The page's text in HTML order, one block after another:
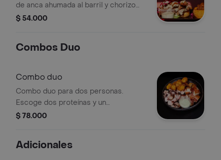
de anca ahumada al barril y chorizo
santarosano, acompañados de
300 gr.
$ 54.000
Combos Duo
Combo duo
Combo duo para dos personas.
Escoge dos proteínas y un
acompañante. Incluye salsa verde.
$ 78.000
Adicionales